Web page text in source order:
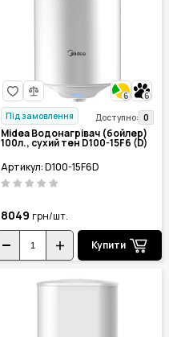
6
6
Під замовлення
Доступно: 0
Midea Водонагрівач (бойлер)
100л., сухий тен D100-15F6 (D)
Артикул: D100-15F6D
8049 грн/шт.
Купити